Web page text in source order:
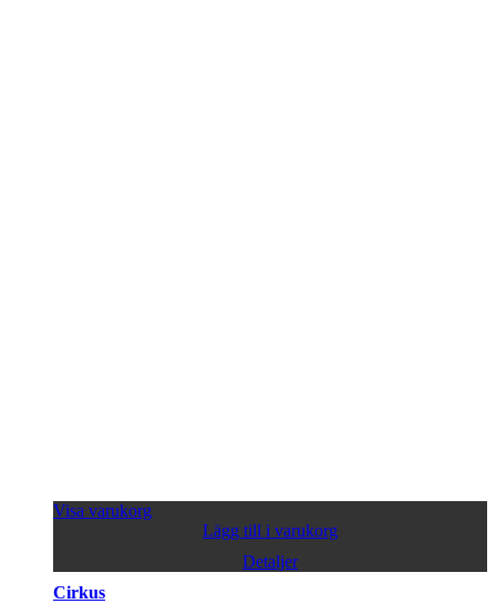
Visa varukorg
Lägg till i varukorg
Detaljer
Cirkus